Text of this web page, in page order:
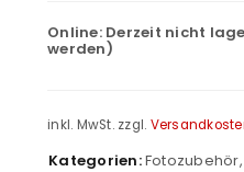
Online: Derzeit nicht
werden)
inkl. MwSt. zzgl.
Kategorien:Fotozubehör,